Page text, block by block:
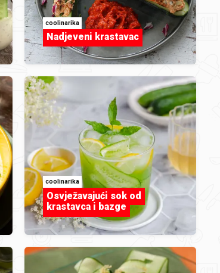
editabohacek
Riža sa malim okruglicama by
Meddina.jfif.jpg
coolinarika
Nadjeveni krastavac
coolinarika
Osvježavajući sok od
krastavca i bazge